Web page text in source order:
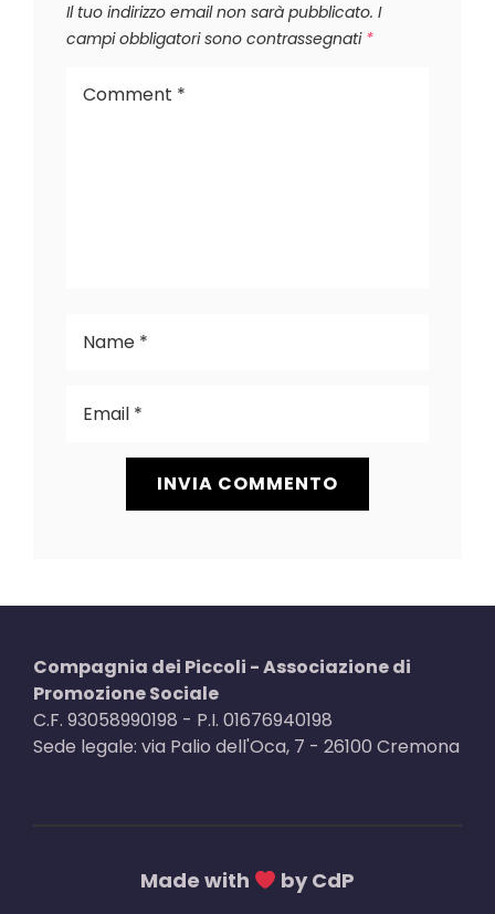
Il tuo indirizzo email non sarà pubblicato. I
campi obbligatori sono contrassegnati *
Compagnia dei Piccoli - Associazione di
Promozione Sociale
C.F. 93058990198 - P.I. 01676940198
Sede legale: via Palio dell'Oca, 7 - 26100 Cremona
Made with by CdP